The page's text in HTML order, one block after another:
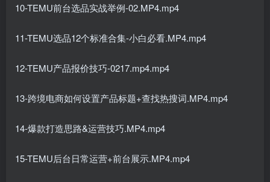
10-TEMU前台选品实战举例-02.MP4.mp4
11-TEMU选品12个标准合集-小白必看.MP4.mp4
12-TEMU产品报价技巧-0217.mp4.mp4
13-跨境电商如何设置产品标题+查找热搜词.MP4.mp4
14-爆款打造思路&运营技巧.MP4.mp4
15-TEMU后台日常运营+前台展示.MP4.mp4